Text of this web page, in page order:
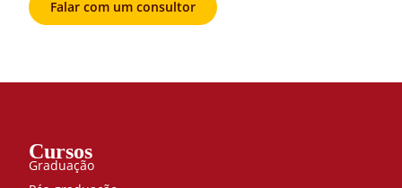
Falar com um consultor
Cursos
Graduação